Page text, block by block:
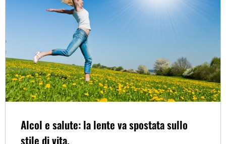
Alcol e salute: la lente va spostata sullo
stile di vita.